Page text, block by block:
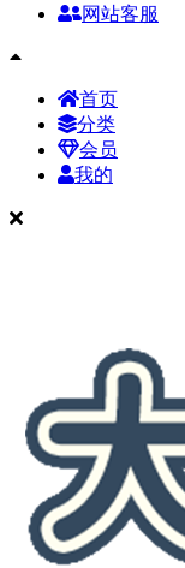
网站客服
首页
分类
会员
我的